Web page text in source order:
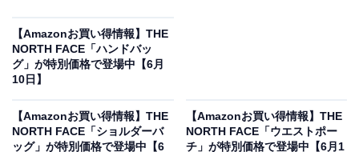
【Amazonお買い得情報】THE
NORTH FACE「ハンドバッ
グ」が特別価格で登場中【6月
10日】
【Amazonお買い得情報】THE
NORTH FACE「ショルダーバ
ッグ」が特別価格で登場中【6
【Amazonお買い得情報】THE
NORTH FACE「ウエストポー
チ」が特別価格で登場中【6月1